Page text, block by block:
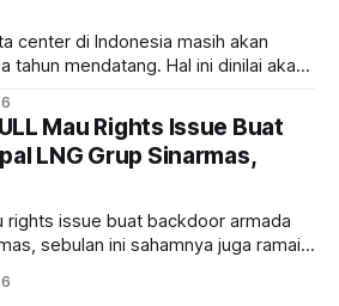
center di Indonesia masih akan
tahun mendatang. Hal ini dinilai akan
Mau Rights Issue Buat
LNG Grup Sinarmas,
rights issue buat backdoor armada
sebulan ini sahamnya juga ramai